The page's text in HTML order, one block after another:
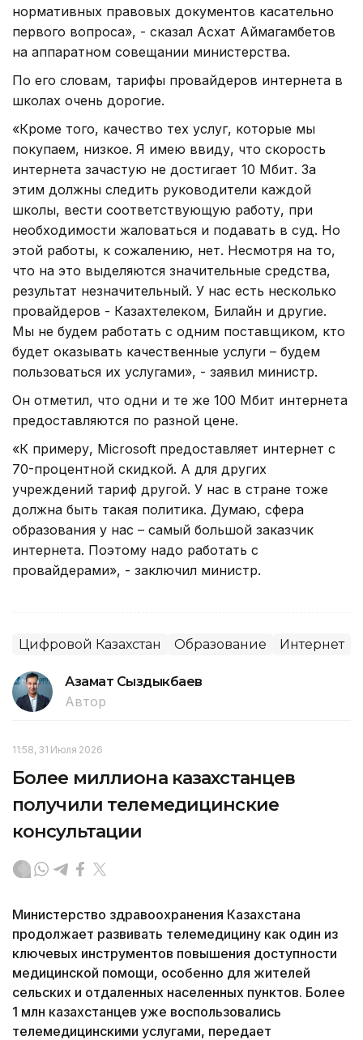
нормативных правовых документов касательно
первого вопроса», - сказал Асхат Аймагамбетов
на аппаратном совещании министерства.
По его словам, тарифы провайдеров интернета в
школах очень дорогие.
«Кроме того, качество тех услуг, которые мы
покупаем, низкое. Я имею ввиду, что скорость
интернета зачастую не достигает 10 Мбит. За
этим должны следить руководители каждой
школы, вести соответствующую работу, при
необходимости жаловаться и подавать в суд. Но
этой работы, к сожалению, нет. Несмотря на то,
что на это выделяются значительные средства,
результат незначительный. У нас есть несколько
провайдеров - Казахтелеком, Билайн и другие.
Мы не будем работать с одним поставщиком, кто
будет оказывать качественные услуги – будем
пользоваться их услугами», - заявил министр.
Он отметил, что одни и те же 100 Мбит интернета
предоставляются по разной цене.
«К примеру, Microsoft предоставляет интернет с
70-процентной скидкой. А для других
учреждений тариф другой. У нас в стране тоже
должна быть такая политика. Думаю, сфера
образования у нас – самый большой заказчик
интернета. Поэтому надо работать с
провайдерами», - заключил министр.
Цифровой Казахстан Образование Интернет
Азамат Сыздыкбаев
Автор
11:58, 31 Июля 2026
Более миллиона казахстанцев
получили телемедицинские
консультации
Министерство здравоохранения Казахстана
продолжает развивать телемедицину как один из
ключевых инструментов повышения доступности
медицинской помощи, особенно для жителей
сельских и отдаленных населенных пунктов. Более
1 млн казахстанцев уже воспользовались
телемедицинскими услугами, передает